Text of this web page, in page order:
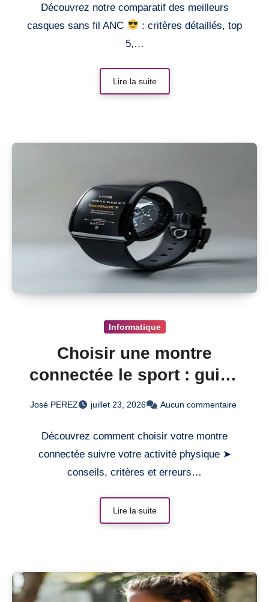
Découvrez notre comparatif des meilleurs
casques sans fil ANC
: critères détaillés, top
5,…
Lire la suite
Informatique
Choisir une montre
connectée le sport : guide
pratique
José PEREZ juillet 23, 2026 Aucun commentaire
Découvrez comment choisir votre montre
connectée suivre votre activité physique ➤
conseils, critères et erreurs…
Lire la suite